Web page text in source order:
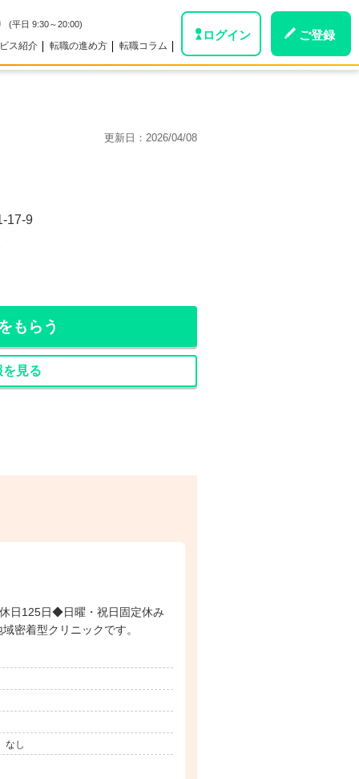
(平日 9:30～20:00)
ス紹介 転職の進め方 転職コラム
ログイン ご登録
更新日： 2026/04/08
17-9
もらう
見る
日125日◆日曜・祝日固定休み
密着型クリニックです。
なし